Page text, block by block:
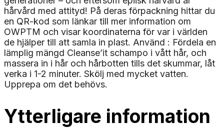
hårvård med attityd! På deras förpackning hittar du
en QR-kod som länkar till mer information om
OWPTM och visar koordinaterna för var i världen
de hjälper till att samla in plast. Använd : Fördela en
lämplig mängd Cleanse’it schampo i vått hår, och
massera in i hår och hårbotten tills det skummar, låt
verka i 1-2 minuter. Skölj med mycket vatten.
Upprepa om det behövs.
Ytterligare information